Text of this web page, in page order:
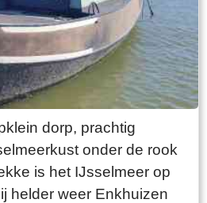
dorp, prachtig
onder de rook
is het IJsselmeer op
helder weer Enkhuizen